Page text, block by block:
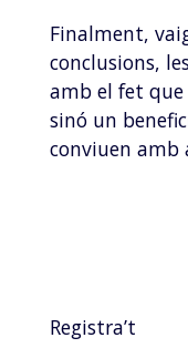
Finalment,
conclusions,
amb el fet que
sinó un
conviuen amb
Registra’t